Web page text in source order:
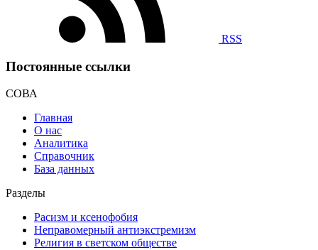
RSS
Постоянные ссылки
СОВА
Главная
О нас
Аналитика
Справочник
База данных
Разделы
Расизм и ксенофобия
Неправомерный антиэкстремизм
Религия в светском обществе